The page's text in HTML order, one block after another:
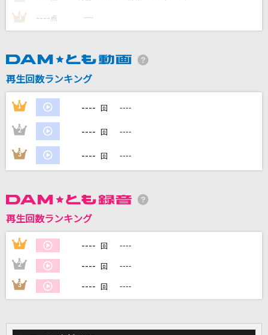
Mrs. GREEN APPLE
back number
[オリカラ]化身
福山雅治
[生音]明日への扉
I WiSH
パン野実々美
ダーリン
Mrs. GREEN APPLE
3 ---- 点 ----
再生回数ランキング
1 ---- 回 ----
2 ---- 回 ----
3 ---- 回 ----
再生回数ランキング
1 ---- 回 ----
2 ---- 回 ----
3 ---- 回 ----